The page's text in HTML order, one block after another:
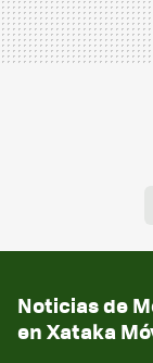
Noticias de
en Xataka